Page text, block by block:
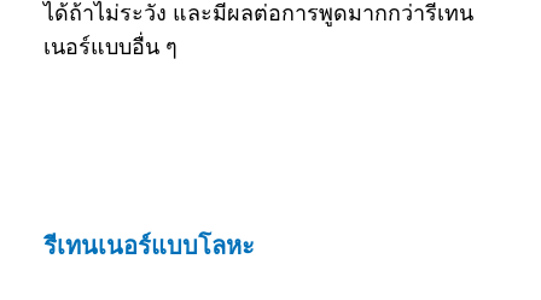
ได้ถ้าไม่ระวัง และมีผลต่อการพูดมากกว่ารีเทน
เนอร์แบบอื่น ๆ
รีเทนเนอร์แบบโลหะ